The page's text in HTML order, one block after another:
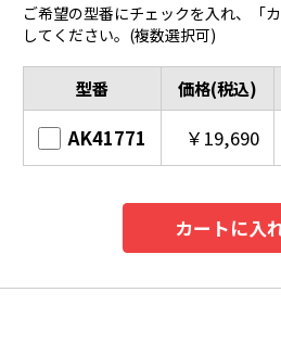
ご希望の型番にチェックを入れ、「
してください。(複数選択可)
型番
AK41771
価格(税込)
￥19,690
カートに入